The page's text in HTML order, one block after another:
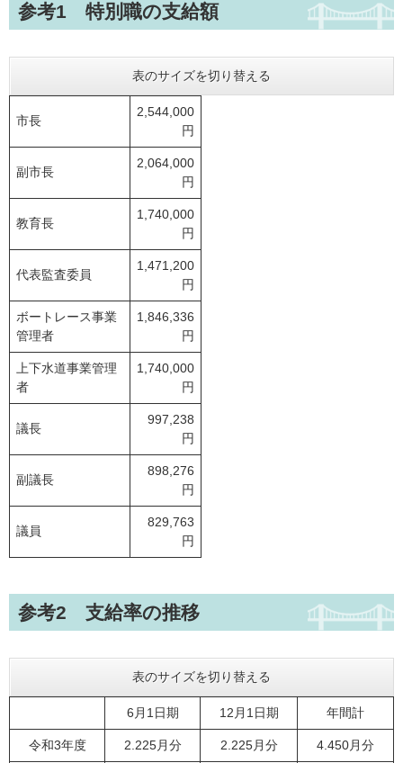
参考1 特別職の支給額
表のサイズを切り替える
市長
2,544,000
円
副市長
2,064,000
円
教育長
1,740,000
円
代表監査委員
1,471,200
円
ボートレース事業
管理者
1,846,336
円
上下水道事業管理
者
1,740,000
円
議長
997,238
円
副議長
898,276
円
議員
829,763
円
参考2 支給率の推移
表のサイズを切り替える
6月1日期 12月1日期 年間計
令和3年度 2.225月分 2.225月分 4.450月分